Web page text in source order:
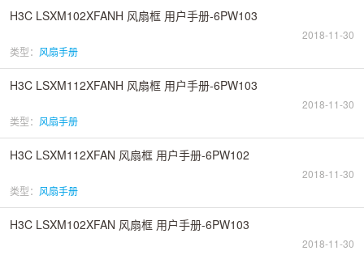
H3C LSXM102XFANH 风扇框 用户手册-6PW103
2018-11-30
类型： 风扇手册
H3C LSXM112XFANH 风扇框 用户手册-6PW103
2018-11-30
类型： 风扇手册
H3C LSXM112XFAN 风扇框 用户手册-6PW102
2018-11-30
类型： 风扇手册
H3C LSXM102XFAN 风扇框 用户手册-6PW103
2018-11-30